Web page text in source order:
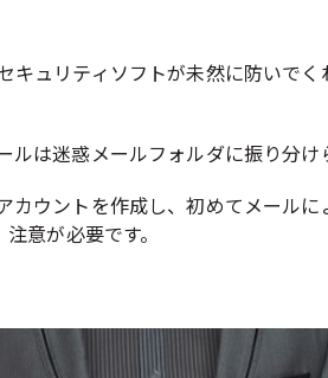
ュリティソフトが未然に防いで
は迷惑メールフォルダに振り分け
ウントを作成し、初めてメール
意が必要です。